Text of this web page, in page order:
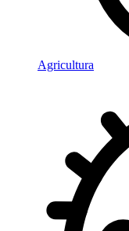
Agricultura